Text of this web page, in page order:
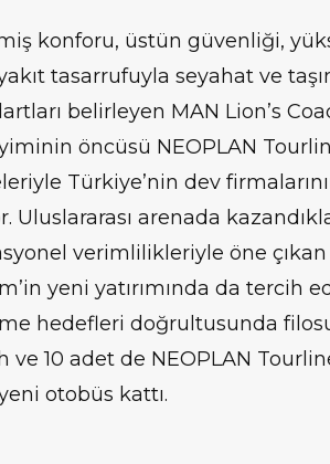
konforu, üstün güvenliği,
tasarrufuyla seyahat ve
belirleyen MAN Lion’s
öncüsü NEOPLAN
Türkiye’nin dev
Uluslararası arenada
verimlilikleriyle öne
yeni yatırımında da tercih
hedefleri doğrultusunda
ve 10 adet de NEOPLAN
otobüs kattı.